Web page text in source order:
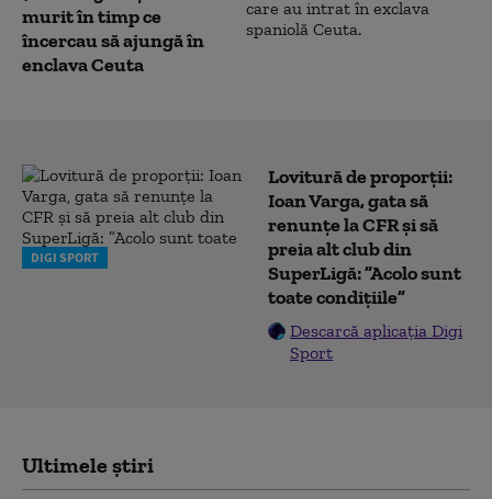
murit în timp ce
încercau să ajungă în
enclava Ceuta
DIGI SPORT
Lovitură de proporții:
Ioan Varga, gata să
renunțe la CFR și să
preia alt club din
SuperLigă: ”Acolo sunt
toate condițiile”
Descarcă aplicația Digi
Sport
Ultimele știri